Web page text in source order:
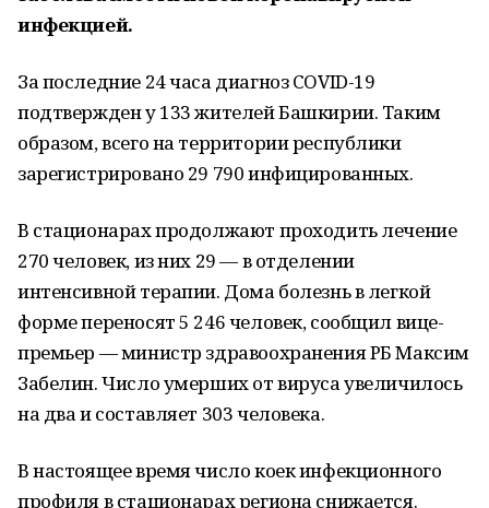
инфекцией.
За последние 24 часа диагноз COVID-19
подтвержден у 133 жителей Башкирии. Таким
образом, всего на территории республики
зарегистрировано 29 790 инфицированных.
В стационарах продолжают проходить лечение
270 человек, из них 29 — в отделении
интенсивной терапии. Дома болезнь в легкой
форме переносят 5 246 человек, сообщил вице-
премьер — министр здравоохранения РБ Максим
Забелин. Число умерших от вируса увеличилось
на два и составляет 303 человека.
В настоящее время число коек инфекционного
профиля в стационарах региона снижается.